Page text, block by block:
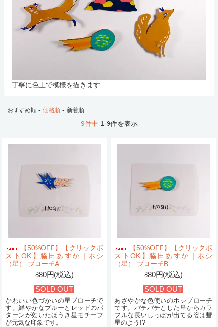
丁寧に色土で模様を描きます
おすすめ順 - 価格順 - 新着順
9件中 1-9件を表示
【50%OFF】【クリックポ
ストOK】脇田あすか｜ホシ
（星） ブローチA
880円(税込)
SOLD OUT
かわいい色づかいの星ブローチで
す。鮮やかなブルーとレッドのパ
ターンが効いたほうき星モチーフ
が元気な印象です。
【50%OFF】【クリックポ
ストOK】脇田あすか｜ホシ
（星） ブローチB
880円(税込)
SOLD OUT
あざやかな色使いのホシブローチ
です。パチパチとした星からカラ
フルな長いしっぽが出てる姿は彗
星のよう!?